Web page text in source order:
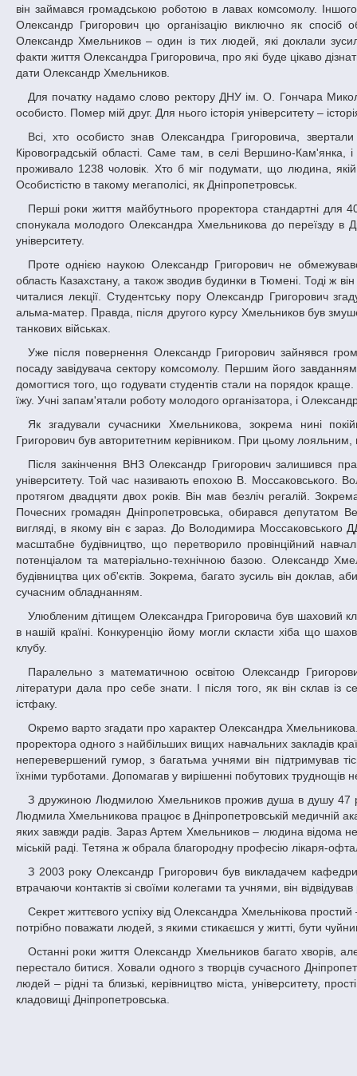
він займався громадською роботою в лавах комсомолу.
Олександр Григорович цю організацію виключно як
Олександр Хмельников – один із тих людей, які доклали
факти життя Олександра Григоровича, про які буде цікаво
дати Олександр Хмельников.
Для початку надамо слово ректору ДНУ ім. О. Гончара Миколі Вікторовичу Полякову: «Це велика втрата для всього колективу і для мене
особисто. Помер мій друг. Для нього історія університету –
Всі, хто особисто знав Олександра Григоровича, звертали увагу на специфіку його вимови, що залишилася з часів проживання у
Кіровоградській області. Саме там, в селі Вершино-
проживало 1238 чоловік. Хто б міг подумати, що людина,
Особистістю в такому мегаполісі, як Дніпропетровськ.
Перші роки життя майбутнього проректора стандартні для 40-50-х років – голодне повоєнне дитинство і юність. Та пристрасть до науки
спонукала молодого Олександра Хмельникова до переїзду в
університету.
Проте однією наукою Олександр Григорович не обмежувався. У складі будівельних загонів він їздив піднімати цілину в Кустанайську
область Казахстану, а також зводив будинки в Тюмені. Тоді ж
читалися лекції. Студентську пору Олександр Григорович
альма-матер. Правда, після другого курсу Хмельников був
танкових військах.
Уже після повернення Олександр Григорович зайнявся громадською діяльністю. Сусід по кімнаті в гуртожитку порекомендував його на
посаду завідувача сектору комсомолу. Першим його
домогтися того, що годувати студентів стали на порядок
їжу. Учні запам'ятали роботу молодого організатора, і
Як згадували сучасники Хмельникова, зокрема нині покійний доктор фізико-математичних наук Олександр Ахметшин, Олександр
Григорович був авторитетним керівником. При цьому лояльним,
Після закінчення ВНЗ Олександр Григорович залишився працювати в університеті. 1970-ті – особлива віха в історії Дніпропетровського
університету. Той час називають епохою В. Моссаковського.
протягом двадцяти двох років. Він мав безліч регалій.
Почесних громадян Дніпропетровська, обирався депутатом
вигляді, в якому він є зараз. До Володимира Моссаковського
масштабне будівництво, що перетворило провінційний
потенціалом та матеріально-технічною базою. Олександр
будівництва цих об'єктів. Зокрема, багато зусиль він доклав,
сучасним обладнанням.
Улюбленим дітищем Олександра Григоровича був шаховий клуб. Його створили на базі Палацу студентів, і він був одним із найпотужніших
в нашій країні. Конкуренцію йому могли скласти хіба що
клубу.
Паралельно з математичною освітою Олександр Григорович заочно закінчив історичний факультет. Давня пристрасть до історичної
літератури дала про себе знати. І після того, як він склав
істфаку.
Окремо варто згадати про характер Олександра Хмельникова. Незважаючи на те, що він народився в сільській глибинці та досягнув посади
проректора одного з найбільших вищих навчальних закладів
неперевершений гумор, з багатьма учнями він підтримував
їхніми турботами. Допомагав у вирішенні побутових труднощів
З дружиною Людмилою Хмельников прожив душа в душу 47 років. Вона, також як Олександр Григорович, – відомий в місті педагог. Зараз
Людмила Хмельникова працює в Дніпропетровській медичній
яких завжди радів. Зараз Артем Хмельников – людина відома не
міській раді. Тетяна ж обрала благородну професію лікаря-
З 2003 року Олександр Григорович був викладачем кафедри всесвітньої історії ДНУ, останні роки життя провів на пенсії. При цьому, не
втрачаючи контактів зі своїми колегами та учнями, він
Секрет життєвого успіху від Олександра Хмельнікова простий – робота, робота і ще раз робота. І перш за все, над самим собою. Крім того,
потрібно поважати людей, з якими стикаєшся у житті, бути
Останні роки життя Олександр Хмельников багато хворів, але вдячні учні не забували його і часто відвідували. І ось 30 квітня його серце
перестало битися. Ховали одного з творців сучасного
людей – рідні та близькі, керівництво міста, університету,
кладовищі Дніпропетровська.